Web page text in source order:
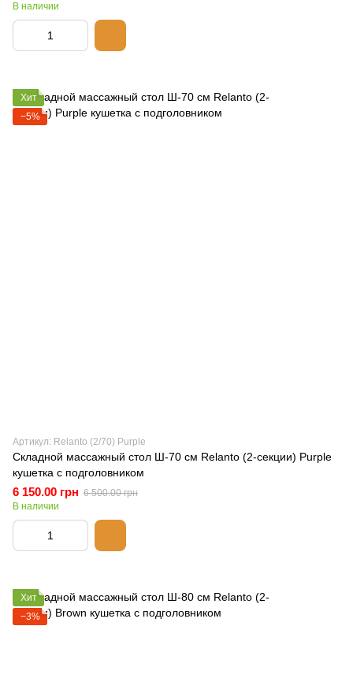
В наличии
Хит
−5%
Артикул: Relanto (2/70) Purple
Складной массажный стол Ш-70 см Relanto (2-секции) Purple
кушетка с подголовником
6 150.00 грн 6 500.00 грн
В наличии
Хит
−3%